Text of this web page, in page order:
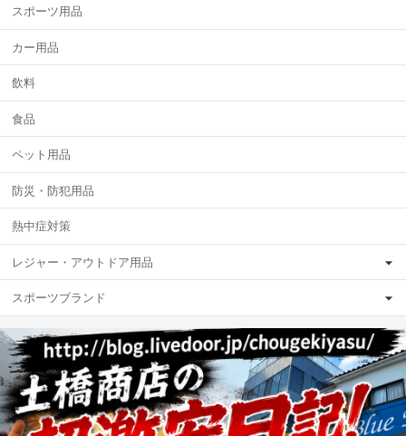
スポーツ用品
カー用品
飲料
食品
ペット用品
防災・防犯用品
熱中症対策
レジャー・アウトドア用品
スポーツブランド